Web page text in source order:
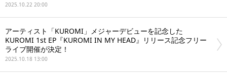
2025.10.22 20:00
アーティスト「KUROMI」メジャーデビューを記念した
KUROMI 1st EP『KUROMI IN MY HEAD』リリース記念フリー
ライブ開催が決定！
2025.10.18 13:00